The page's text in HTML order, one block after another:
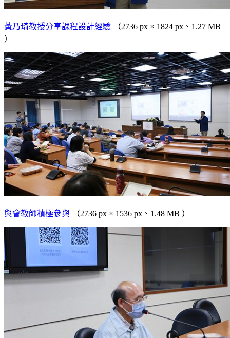
黃乃琦教授分享課程設計經驗
（2736 px × 1824 px、1.27 MB
）
與會教師積極參與 （2736 px × 1536 px、1.48 MB ）